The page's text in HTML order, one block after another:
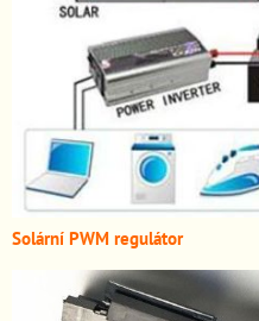
Solární PWM regulátor